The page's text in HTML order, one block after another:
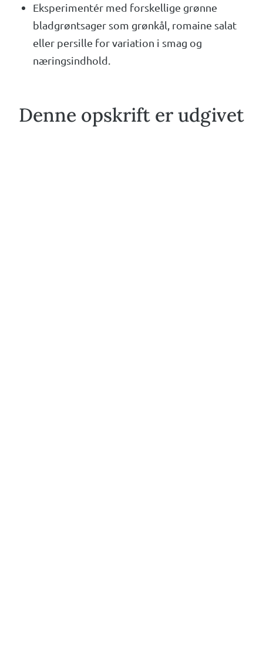
Eksperimentér med forskellige grønne
bladgrøntsager som grønkål, romaine salat
eller persille for variation i smag og
næringsindhold.
Denne opskrift er udgivet